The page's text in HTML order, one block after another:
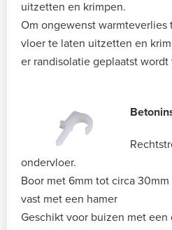
uitzetten en krimpen.
Om ongewenst
vloer te laten uitzetten en
er randisolatie geplaatst
ondervloer.
Boor met 6mm tot circa
vast met een hamer
Geschikt voor buizen met een